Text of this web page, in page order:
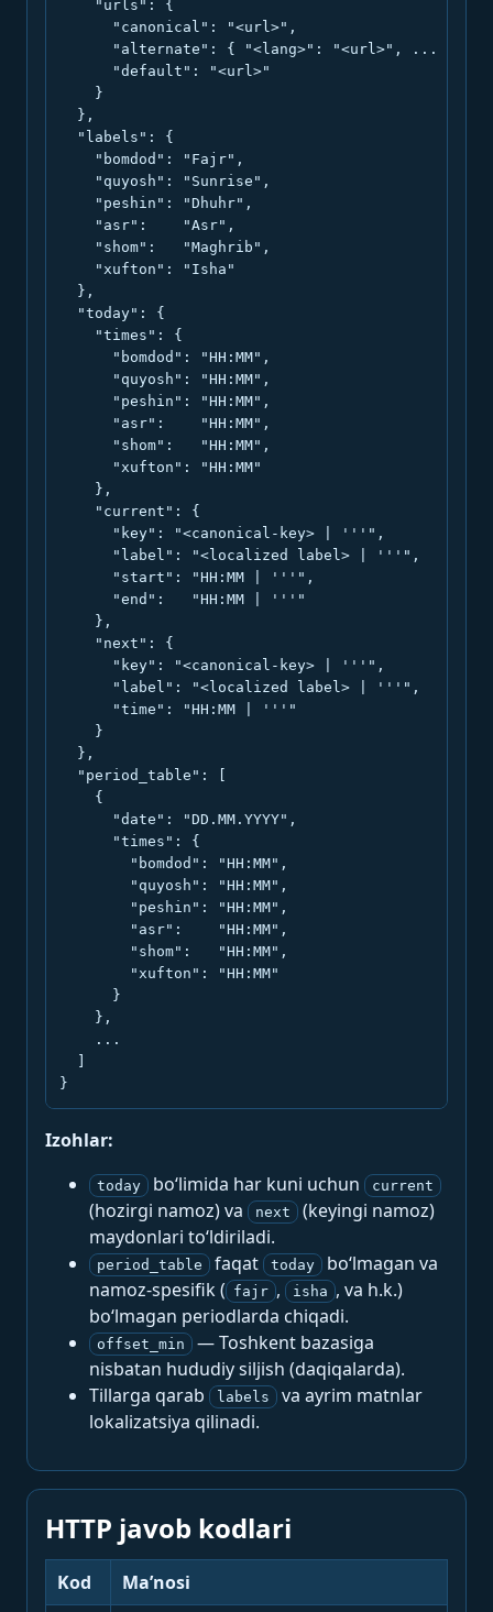
    "urls": {
      "canonical": "<url>",
      "alternate": { "<lang>": "<url>", ... },
      "default": "<url>"
    }
  },
  "labels": {
    "bomdod": "Fajr",
    "quyosh": "Sunrise",
    "peshin": "Dhuhr",
    "asr":    "Asr",
    "shom":   "Maghrib",
    "xufton": "Isha"
  },
  "today": {
    "times": {
      "bomdod": "HH:MM",
      "quyosh": "HH:MM",
      "peshin": "HH:MM",
      "asr":    "HH:MM",
      "shom":   "HH:MM",
      "xufton": "HH:MM"
    },
    "current": {
      "key": "<canonical-key> | '''",
      "label": "<localized label> | '''",
      "start": "HH:MM | '''",
      "end":   "HH:MM | '''"
    },
    "next": {
      "key": "<canonical-key> | '''",
      "label": "<localized label> | '''",
      "time": "HH:MM | '''"
    }
  },
  "period_table": [
    {
      "date": "DD.MM.YYYY",
      "times": {
        "bomdod": "HH:MM",
        "quyosh": "HH:MM",
        "peshin": "HH:MM",
        "asr":    "HH:MM",
        "shom":   "HH:MM",
        "xufton": "HH:MM"
      }
    },
    ...
}
Izohlar:
today bo‘limida har kuni uchun current
(hozirgi namoz) va next
(keyingi namoz)
maydonlari to‘ldiriladi.
period_table faqat today
bo‘lmagan va
namoz-spesifik ( fajr , isha , va h.k.)
bo‘lmagan periodlarda chiqadi.
offset_min
— Toshkent bazasiga
nisbatan hududiy siljish (daqiqalarda).
Tillarga qarab
labels
va ayrim matnlar
lokalizatsiya qilinadi.
HTTP javob kodlari
Kod Ma’nosi